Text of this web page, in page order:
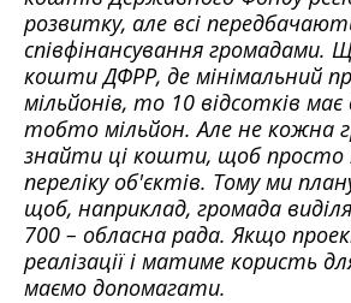
розвитку, але всі
співфінансування громадами.
кошти ДФРР, де мінімальний
мільйонів, то 10 відсотків
тобто мільйон. Але не кожна
знайти ці кошти, щоб
переліку об'єктів. Тому ми
щоб, наприклад, громада
700 – обласна рада. Якщо
реалізації і матиме користь
маємо допомагати.